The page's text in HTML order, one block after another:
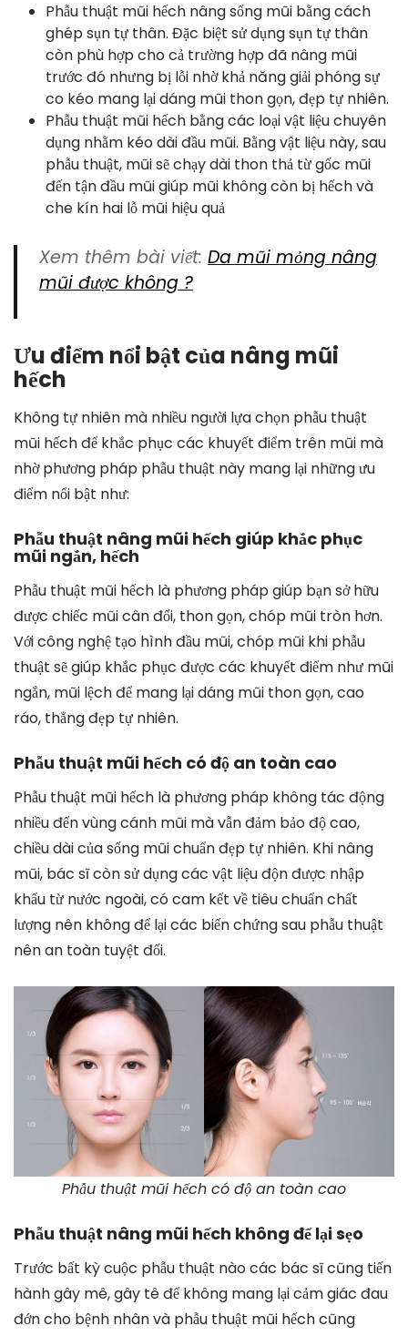
Phẫu thuật mũi hếch nâng sống mũi bằng cách
ghép sụn tự thân. Đặc biệt sử dụng sụn tự thân
còn phù hợp cho cả trường hợp đã nâng mũi
trước đó nhưng bị lỗi nhờ khả năng giải phóng sự
co kéo mang lại dáng mũi thon gọn, đẹp tự nhiên.
Phẫu thuật mũi hếch bằng các loại vật liệu chuyên
dụng nhằm kéo dài đầu mũi. Bằng vật liệu này, sau
phẫu thuật, mũi sẽ chạy dài thon thả từ gốc mũi
đến tận đầu mũi giúp mũi không còn bị hếch và
che kín hai lỗ mũi hiệu quả
Xem thêm bài viết: Da mũi mỏng nâng
mũi được không ?
Ưu điểm nổi bật của nâng mũi
hếch
Không tự nhiên mà nhiều người lựa chọn phẫu thuật
mũi hếch để khắc phục các khuyết điểm trên mũi mà
nhờ phương pháp phẫu thuật này mang lại những ưu
điểm nổi bật như:
Phẫu thuật nâng mũi hếch giúp khắc phục
mũi ngắn, hếch
Phẫu thuật mũi hếch là phương pháp giúp bạn sở hữu
được chiếc mũi cân đối, thon gọn, chóp mũi tròn hơn.
Với công nghệ tạo hình đầu mũi, chóp mũi khi phẫu
thuật sẽ giúp khắc phục được các khuyết điểm như mũi
ngắn, mũi lệch để mang lại dáng mũi thon gọn, cao
ráo, thẳng đẹp tự nhiên.
Phẫu thuật mũi hếch có độ an toàn cao
Phẫu thuật mũi hếch là phương pháp không tác động
nhiều đến vùng cánh mũi mà vẫn đảm bảo độ cao,
chiều dài của sống mũi chuẩn đẹp tự nhiên. Khi nâng
mũi, bác sĩ còn sử dụng các vật liệu độn được nhập
khẩu từ nước ngoài, có cam kết về tiêu chuẩn chất
lượng nên không để lại các biến chứng sau phẫu thuật
nên an toàn tuyệt đối.
Phẫu thuật mũi hếch có độ an toàn cao
Phẫu thuật nâng mũi hếch không để lại sẹo
Trước bất kỳ cuộc phẫu thuật nào các bác sĩ cũng tiến
hành gây mê, gây tê để không mang lại cảm giác đau
đớn cho bệnh nhân và phẫu thuật mũi hếch cũng